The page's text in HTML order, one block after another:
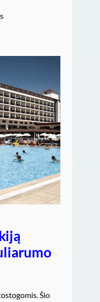
Šio